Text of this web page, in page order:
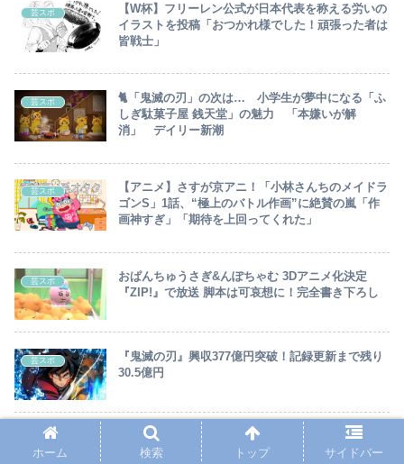
芸スポ
【W杯】フリーレン公式が日本代表を称える労いの
イラストを投稿「おつかれ様でした！頑張った者は
皆戦士」
芸スポ
🐈「鬼滅の刃」の次は… 小学生が夢中になる「ふ
しぎ駄菓子屋 銭天堂」の魅力 「本嫌いが解
消」 デイリー新潮
芸スポ
【アニメ】さすが京アニ！「小林さんちのメイドラ
ゴンS」1話、“極上のバトル作画”に絶賛の嵐「作
画神すぎ」「期待を上回ってくれた」
芸スポ
おぱんちゅうさぎ&んぽちゃむ 3Dアニメ化決定
『ZIP!』で放送 脚本は可哀想に！完全書き下ろし
芸スポ
『鬼滅の刃』興収377億円突破！記録更新まで残り
30.5億円
芸スポ
【漫画】 こち亀：5年ぶり新刊201巻 10月4日発
売 「こち亀展」限定の「想い出の巻」収録
ホーム 検索 トップ サイドバー